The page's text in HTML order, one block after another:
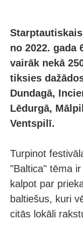
no 2022. gada
vairāk nekā
tiksies
Dundagā,
Lēdurgā,
Ventspilī.
Turpinot
"Baltica" tēma
kalpot par
baltiešus, kuri
citās lokāli